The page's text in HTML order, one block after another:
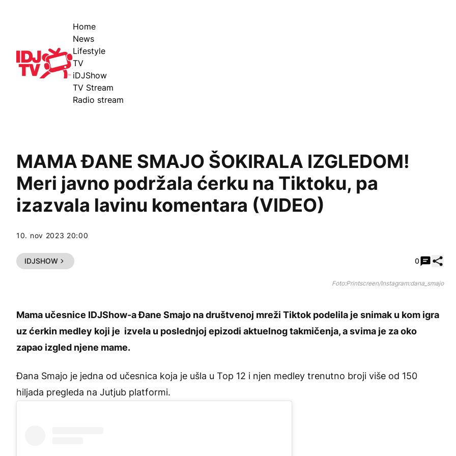
IDJ TV
Home
News
Lifestyle
TV
iDJShow
TV Stream
Radio stream
MAMA ĐANE SMAJO ŠOKIRALA IZGLEDOM!
Meri javno podržala ćerku na Tiktoku, pa
izazvala lavinu komentara (VIDEO)
10. nov 2023 20:00
IDJSHOW 0
Foto:Printscreen/Instagram:dana_smajo
Mama učesnice IDJShow-a Đane Smajo na društvenoj mreži Tiktok podelila je snimak u kom igra
uz ćerkin medley koji je izvela u poslednjoj epizodi aktuelnog takmičenja, a svima je za oko
zapao izgled njene mame.
Đana Smajo je jedna od učesnica koja je ušla u Top 12 i njen medley trenutno broji više od 150
hiljada pregleda na Jutjub platformi.